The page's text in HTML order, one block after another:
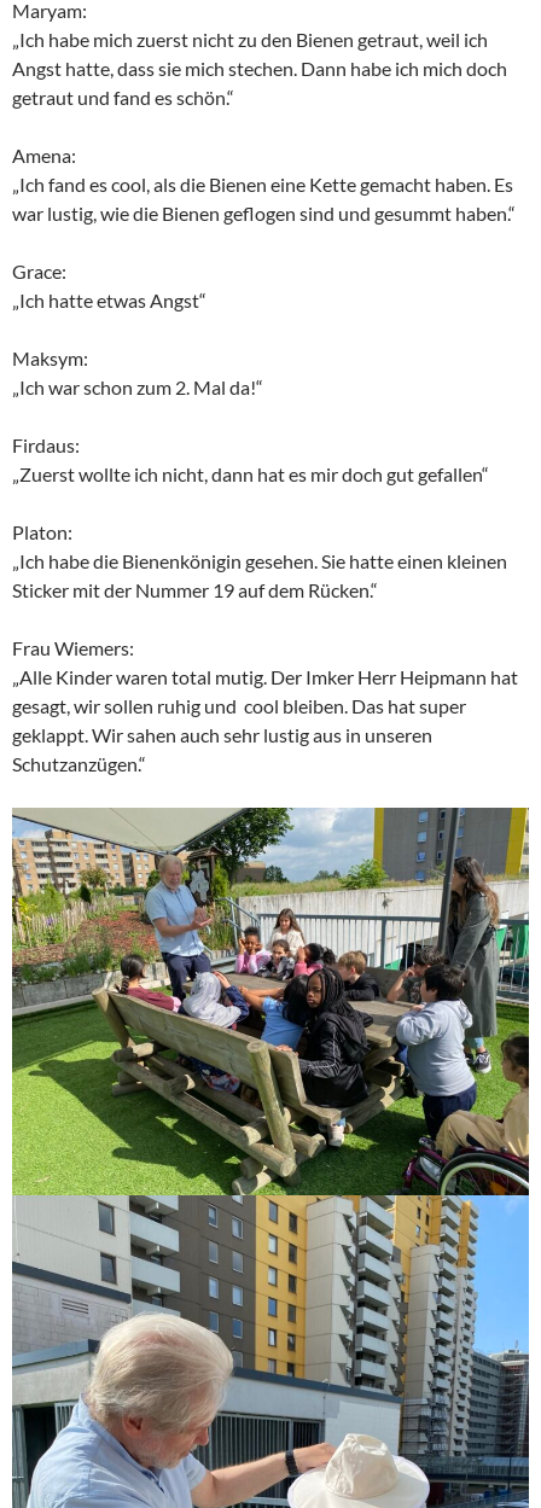
Maryam:
„Ich habe mich zuerst nicht zu den Bienen getraut, weil ich
Angst hatte, dass sie mich stechen. Dann habe ich mich doch
getraut und fand es schön.“
Amena:
„Ich fand es cool, als die Bienen eine Kette gemacht haben. Es
war lustig, wie die Bienen geflogen sind und gesummt haben.“
Grace:
„Ich hatte etwas Angst“
Maksym:
„Ich war schon zum 2. Mal da!“
Firdaus:
„Zuerst wollte ich nicht, dann hat es mir doch gut gefallen“
Platon:
„Ich habe die Bienenkönigin gesehen. Sie hatte einen kleinen
Sticker mit der Nummer 19 auf dem Rücken.“
Frau Wiemers:
„Alle Kinder waren total mutig. Der Imker Herr Heipmann hat
gesagt, wir sollen ruhig und cool bleiben. Das hat super
geklappt. Wir sahen auch sehr lustig aus in unseren
Schutzanzügen.“